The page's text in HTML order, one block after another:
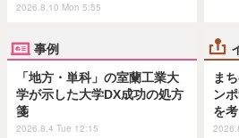
2026.8.10 Mon 5:55
事例
「地方・単科」の室蘭工業大
学が示した大学DX成功の処方
箋
2026.8.4 Tue 12:15
ま
ン
を